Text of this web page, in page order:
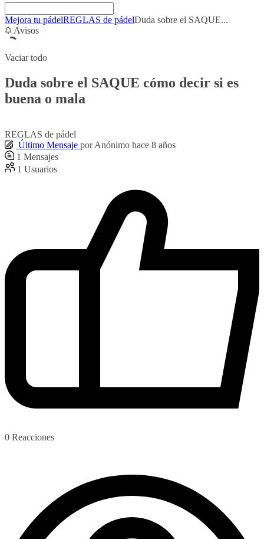
Mejora tu pádelREGLAS de pádelDuda sobre el SAQUE...
Avisos
Vaciar todo
Duda sobre el SAQUE cómo decir si es
buena o mala
REGLAS de pádel
Último Mensaje por Anónimo hace 8 años
1 Mensajes
1 Usuarios
0 Reacciones